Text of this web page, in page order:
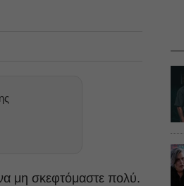
μη σκεφτόμαστε πολύ.